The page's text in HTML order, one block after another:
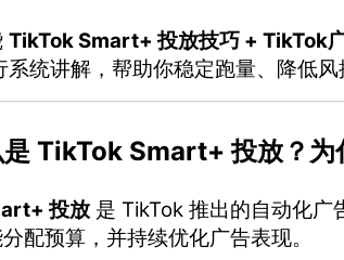
TikTok Smart+ 投放技巧 + TikTok
系统讲解，帮助你稳定跑量、降低风
TikTok Smart+ 投放？为
投放 是 TikTok 推出的自动化广
配预算，并持续优化广告表现。